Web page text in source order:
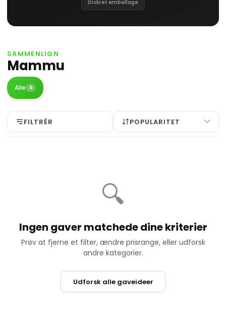
Diskret emballage
SAMMENLIGN
Mammu
Alle 0
FILTRÉR POPULARITET
🔍
Ingen gaver matchede dine kriterier
Prøv at fjerne et filter, ændre prisrange, eller udforsk
andre kategorier.
Udforsk alle gaveideer